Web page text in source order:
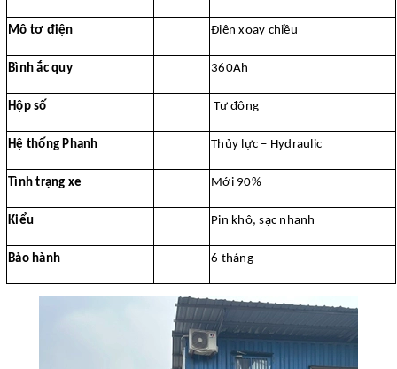
Mô tơ điện Điện xoay chiều
Bình ắc quy 360Ah
Hộp số Tự động
Hệ thống Phanh Thủy lực – Hydraulic
Tình trạng xe Mới 90%
Kiểu Pin khô, sạc nhanh
Bảo hành 6 tháng